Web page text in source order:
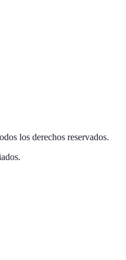
los derechos reservados.